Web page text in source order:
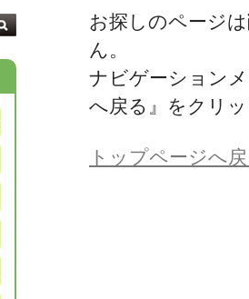
お探しのページ
ん。
ナビゲーション
へ戻る』をクリ
トップページへ